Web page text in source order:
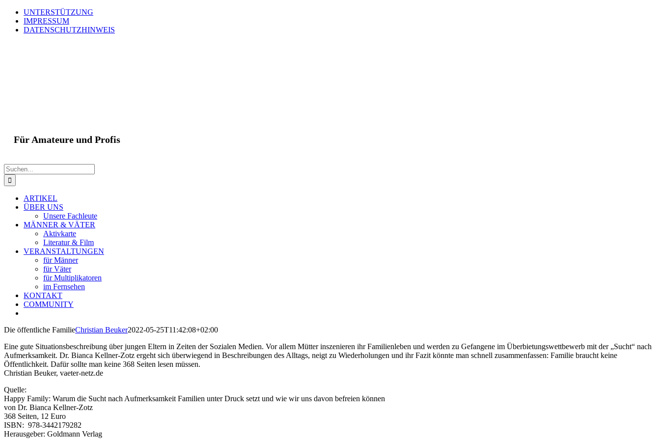
Zum
Inhalt
springen
UNTERSTÜTZUNG
IMPRESSUM
DATENSCHUTZHINWEIS
Für Amateure und Profis
Suche
nach:
ARTIKEL
ÜBER UNS
Unsere Fachleute
MÄNNER & VÄTER
Aktivkarte
Literatur & Film
VERANSTALTUNGEN
für Männer
für Väter
für Multiplikatoren
im Fernsehen
KONTAKT
COMMUNITY
Die öffentliche FamilieChristian Beuker2022-05-25T11:42:08+02:00
Eine gute Situationsbeschreibung über jungen Eltern in Zeiten der Sozialen Medien. Vor allem Mütter inszenieren ihr Familienleben und werden zu Gefangene im Überbietungswettbewerb mit der „Sucht“ nach
Aufmerksamkeit. Dr. Bianca Kellner-Zotz ergeht sich überwiegend in Beschreibungen des Alltags, neigt zu Wiederholungen und ihr Fazit könnte man schnell zusammenfassen: Familie braucht keine
Öffentlichkeit. Dafür sollte man keine 368 Seiten lesen müssen.
Christian Beuker, vaeter-netz.de
Quelle:
Happy Family: Warum die Sucht nach Aufmerksamkeit Familien unter Druck setzt und wie wir uns davon befreien können
von Dr. Bianca Kellner-Zotz
368 Seiten, 12 Euro
ISBN: ‎ 978-3442179282
Herausgeber: Goldmann Verlag